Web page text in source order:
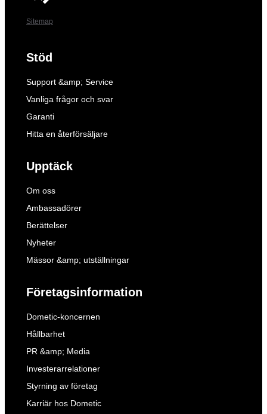
Sitemap
Stöd
Support &amp; Service
Vanliga frågor och svar
Garanti
Hitta en återförsäljare
Upptäck
Om oss
Ambassadörer
Berättelser
Nyheter
Mässor &amp; utställningar
Företagsinformation
Dometic-koncernen
Hållbarhet
PR &amp; Media
Investerarrelationer
Styrning av företag
Karriär hos Dometic